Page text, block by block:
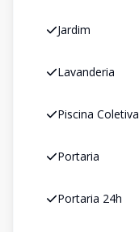
Jardim
Lavanderia
Piscina Coletiva
Portaria
Portaria 24h